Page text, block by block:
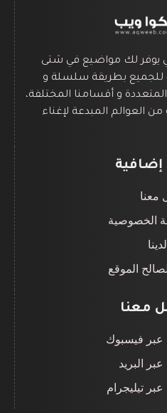
يوفر لك مواضيع في شتى
للجميع بطريقة سلسلة و
و أقسامنا المختلفة،
العوالم المبدعة لإغناء
إضافية
معنا
الخصوصية
الموقع
معنا
عبر فيسبوك
عبر البريد
عبر تيليجرام